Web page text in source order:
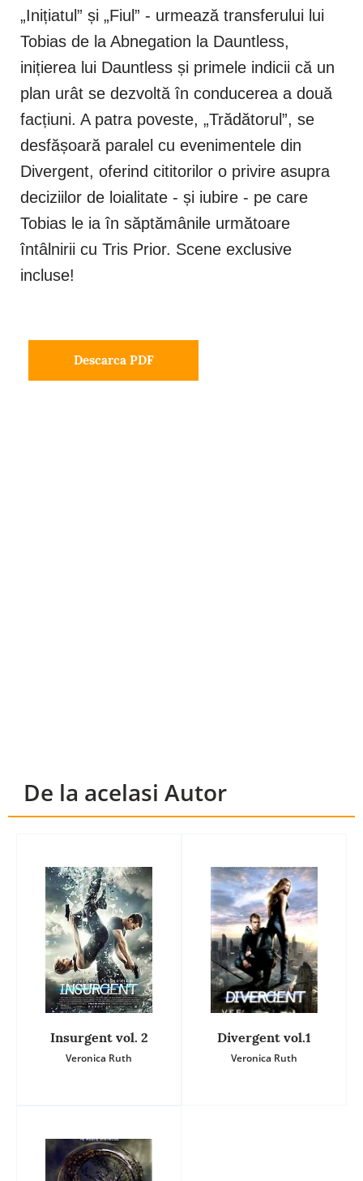
„Inițiatul” și „Fiul” - urmează transferului lui
Tobias de la Abnegation la Dauntless,
inițierea lui Dauntless și primele indicii că un
plan urât se dezvoltă în conducerea a două
facțiuni. A patra poveste, „Trădătorul”, se
desfășoară paralel cu evenimentele din
Divergent, oferind cititorilor o privire asupra
deciziilor de loialitate - și iubire - pe care
Tobias le ia în săptămânile următoare
întâlnirii cu Tris Prior. Scene exclusive
incluse!
Descarca PDF
De la acelasi Autor
Insurgent vol. 2
Veronica Ruth
Divergent vol.1
Veronica Ruth